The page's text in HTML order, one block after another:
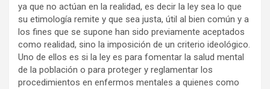
ya que no actúan en la realidad, es decir la ley sea lo que
su etimología remite y que sea justa, útil al bien común y a
los fines que se supone han sido previamente aceptados
como realidad, sino la imposición de un criterio ideológico.
Uno de ellos es si la ley es para fomentar la salud mental
de la población o para proteger y reglamentar los
procedimientos en enfermos mentales a quienes como